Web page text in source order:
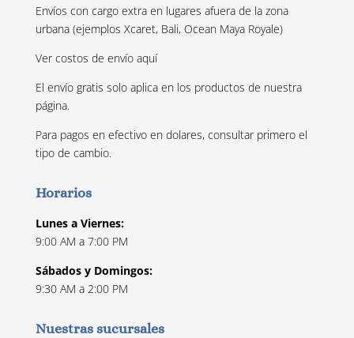
Envíos con cargo extra en lugares afuera de la zona
urbana (ejemplos Xcaret, Bali, Ocean Maya Royale)
Ver costos de envío aquí
El envío gratis solo aplica en los productos de nuestra
página.
Para pagos en efectivo en dolares, consultar primero el
tipo de cambio.
Horarios
Lunes a Viernes:
9:00 AM a 7:00 PM
Sábados y Domingos:
9:30 AM a 2:00 PM
Nuestras sucursales